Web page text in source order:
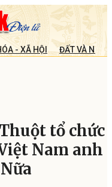
- XÃ HỘI ĐẤT VÀ
tổ chức
Nam anh